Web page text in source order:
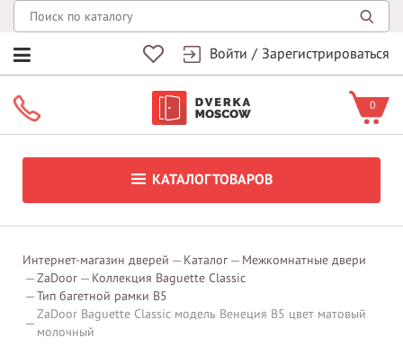
Войти / Зарегистрироваться
0
КАТАЛОГ ТОВАРОВ
Интернет-магазин дверей Каталог
Межкомнатные двери
ZaDoor
Коллекция Baguette Classic
Тип багетной рамки В5
ZaDoor Baguette Classic модель Венеция В5 цвет матовый
молочный